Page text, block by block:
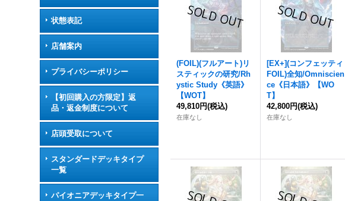
状態表記
店舗案内
プライバシーポリシー
【初回購入の方限定】返
品・返金制度について
店頭受取について
スタンダードデッキタイプ
一覧
パイオニアデッキタイプ一
(FOIL)(フルアート)リ
スティックの研究/Rh
ystic Study《英語》
【WOT】
49,810円(税込)
在庫なし
[EX+](コンフェッティ
FOIL)全知/Omniscien
ce《日本語》【WO
T】
42,800円(税込)
在庫なし